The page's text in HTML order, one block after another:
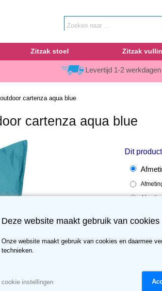
Zitzak stoel Zitzak
Levertijd 1-2 werkdagen
cartenza aqua blue
cartenza aqua blue
Dit
Op
Gratis
Meer
Meer
30
Deze website maakt gebruik van cookies
Onze website maakt gebruik van cookies en daarmee
technieken.
cookie instellingen